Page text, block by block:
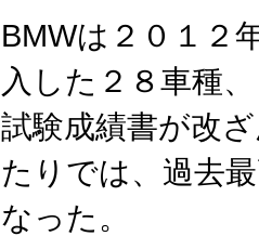
BMWは２０１２
入した２８車種
試験成績書が改
たりでは、過去
なった。